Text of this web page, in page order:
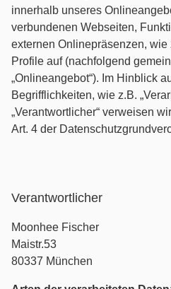
innerhalb unseres
verbundenen Webseiten,
externen Onlinepräsenzen,
Profile auf (nachfolgend
„Onlineangebot“). Im Hinblick
Begrifflichkeiten, wie z.B.
„Verantwortlicher“ verweisen
Art. 4 der
Verantwortlicher
Moonhee Fischer
Maistr.53
80337 München